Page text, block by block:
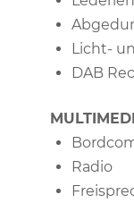
Licht-
DAB
Radio